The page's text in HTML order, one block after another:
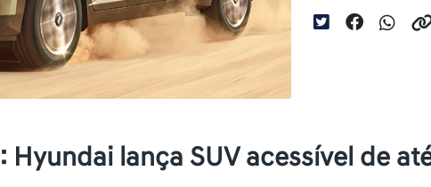
lança SUV acessível de